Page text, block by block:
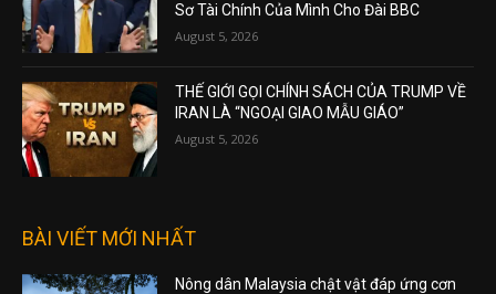
Sơ Tài Chính Của Mình Cho Đài BBC
August 5, 2026
THẾ GIỚI GỌI CHÍNH SÁCH CỦA TRUMP VỀ
IRAN LÀ “NGOẠI GIAO MẪU GIÁO”
August 5, 2026
BÀI VIẾT MỚI NHẤT
Nông dân Malaysia chật vật đáp ứng cơn